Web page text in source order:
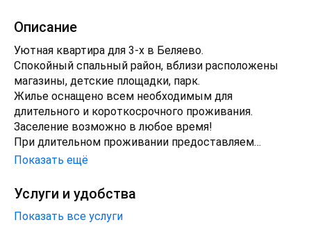
Описание
Уютная квартира для 3-х в Беляево.
Спокойный спальный район, вблизи расположены
магазины, детские площадки, парк.
Жилье оснащено всем необходимым для
длительного и короткосрочного проживания.
Заселение возможно в любое время!
При длительном проживании предоставляем
скидки!
Ждем Вас в гости
Показать ещё
Услуги и удобства
Показать все услуги